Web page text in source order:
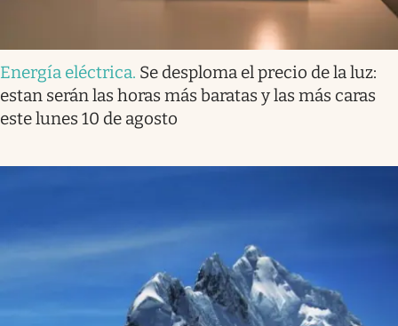
Energía eléctrica. Se desploma el precio de la luz:
estan serán las horas más baratas y las más caras
este lunes 10 de agosto